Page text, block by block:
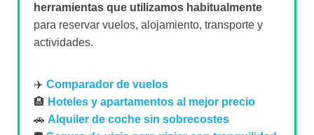
herramientas que utilizamos habitualmente
para reservar vuelos, alojamiento, transporte y
actividades.
✈️ Comparador de vuelos
🏨 Hoteles y apartamentos al mejor precio
🚗 Alquiler de coche sin sobrecostes